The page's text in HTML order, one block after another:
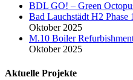
BDL GO! – Green
Bad Lauchstädt H2
Oktober 2025
M.10 Boiler
Oktober 2025
Aktuelle Projekte